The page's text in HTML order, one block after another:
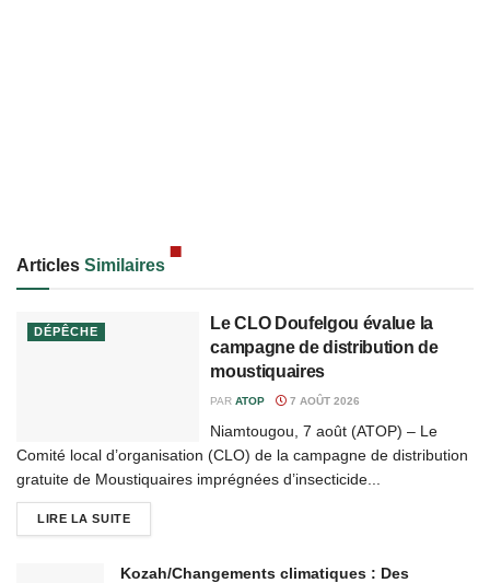
Articles Similaires
DÉPÊCHE
Le CLO Doufelgou évalue la
campagne de distribution de
moustiquaires
PAR ATOP 7 AOÛT 2026
Niamtougou, 7 août (ATOP) – Le
Comité local d’organisation (CLO) de la campagne de distribution
gratuite de Moustiquaires imprégnées d’insecticide...
LIRE LA SUITE
Kozah/Changements climatiques : Des